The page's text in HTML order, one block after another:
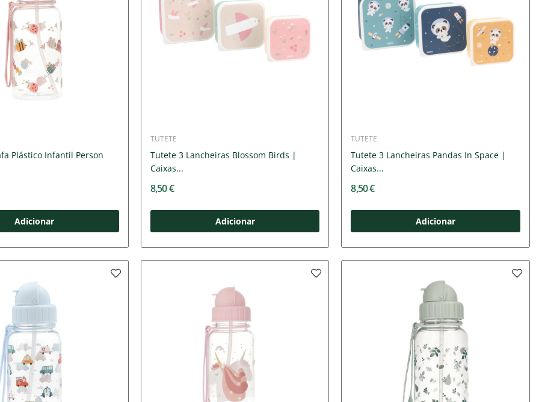
Plástico Infantil Person
Adicionar
TUTETE
Tutete 3 Lancheiras Blossom Birds |
Caixas...
8,50 €
Adicionar
TUTETE
Tutete 3 Lancheiras Pandas In Space |
Caixas...
8,50 €
Adicionar